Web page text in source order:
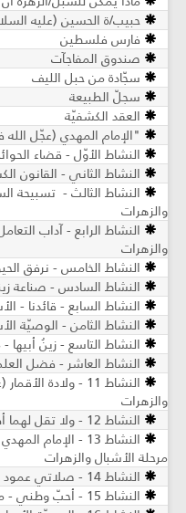
حبيب/ة الحسين (عليه
فارس فلسطين
صندوق المفاجآت
سجّادة من حبل الليف
سجلّ الطبيعة
العقد الكشفيّة
"الإمام المهدي (عجّل
النشاط الأوّل - قضاء
النشاط الثاني - القانون
النشاط الثالث - تسبيحة
والزهرات
النشاط الرابع - آداب
والزهرات
النشاط الخامس - نرفق
النشاط السادس - صناعة
النشاط السابع - قائدنا -
النشاط الثامن - الوصيّة
النشاط التاسع - زينُ أبيها
النشاط العاشر - فضل
النشاط 11 - ولادة
والزهرات
النشاط 12 - ولا تقل لهما أفّ - مرحلة الأشبال والزهرات
النشاط 13 -
مرحلة الأشبال والزهرات
النشاط 14 - صلاتي عمود الدين - مرحلة الأشبال والزهرات
النشاط 15 - أحبّ وطني - مرحلة الأشبال والزهرات